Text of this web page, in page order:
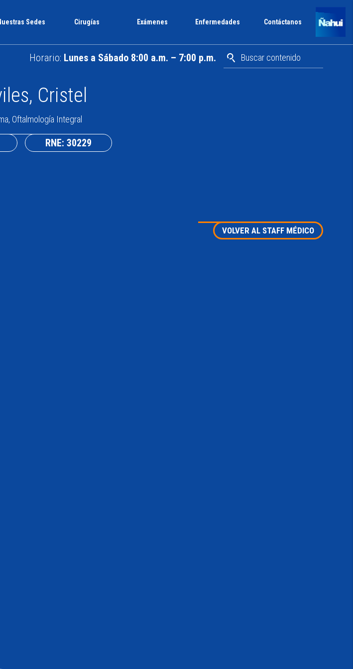
Sedes Cirugías Exámenes Enfermedades Contáctanos
Horario: Lunes a Sábado 8:00 a.m. – 7:00 p.m.
Cristel
Oftalmología Integral
RNE: 30229
VOLVER AL STAFF MÉDICO